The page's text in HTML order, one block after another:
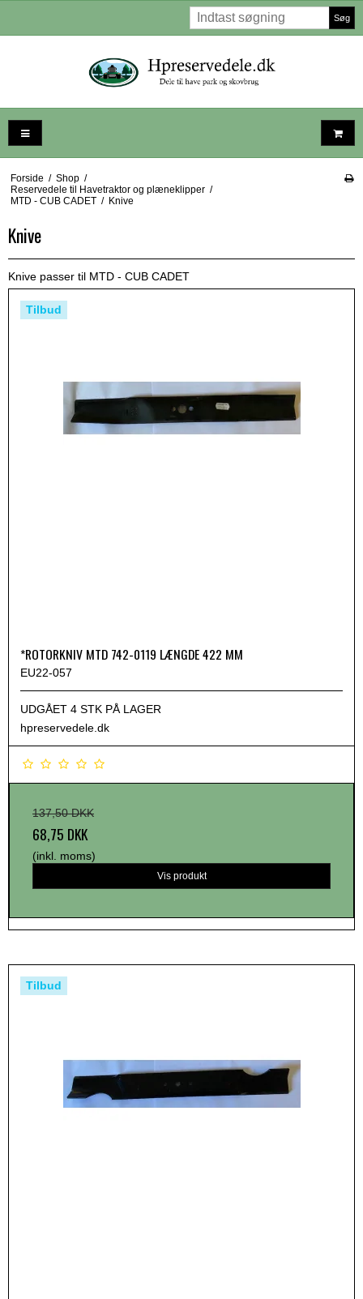
Søg
Forside / Shop /
Reservedele til Havetraktor og plæneklipper /
MTD - CUB CADET / Knive
Knive
Knive passer til MTD - CUB CADET
Tilbud
*ROTORKNIV MTD 742-0119 LÆNGDE 422 MM
EU22-057
UDGÅET 4 STK PÅ LAGER
hpreservedele.dk
137,50 DKK
68,75 DKK
(inkl. moms)
Vis produkt
Tilbud